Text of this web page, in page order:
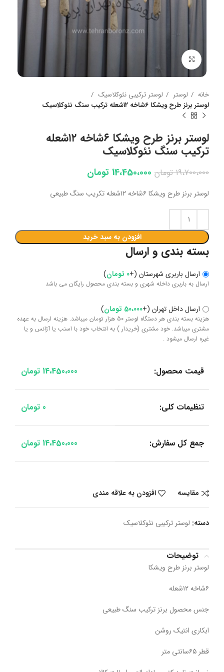
خانه لوستر
لوستر ترکیبی نئوکلاسیک
لوستر برنز طرح ویشکا ۶شاخه ۱۲شعله ترکیب سنگ نئوکلاسیک
لوستر برنز طرح ویشکا ۶شاخه ۱۲شعله
ترکیب سنگ نئوکلاسیک
19،700،000تومان 14،450،000 تومان
لوستر برنز طرح ویشکا ۶شاخه ۱۲شعله تکریب سنگ طبیعی
افزودن به سبد خرید
بسته بندی و ارسال
ارسال باربری شهرستان (
+
0 تومان)
ارسال به باربری داخله شهری و بسته بندی محصول رایگان می باشد
ارسال داخل تهران (
+50،000 تومان)
هزینه بسته بندی هر دستگاه لوستر 50 هزار تومان میباشد. هزینه ارسال به عهده
مشتری میباشد. خود مشتری (خریدار ) به انتخاب خود با اسنب یا آژانس و یا
غیره ارسال میشود .
قیمت محصول: 14،450،000 تومان
تنظیمات کلی: 0 تومان
جمع کل سفارش: 14،450،000 تومان
مقایسه افزودن به علاقه مندی
دسته: لوستر ترکیبی نئوکلاسیک
توضیحات
لوستر برنز طرح ویشکا
۶شاخه ۱۲شعله
جنس محصول برنز ترکیب سنگ طبیعی
ابکاری انتیک روشن
قطر ۶۵سانتی متر